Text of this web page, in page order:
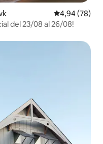
Calificación
4,94 (78)
del 23/08 al 26/08!
destacados